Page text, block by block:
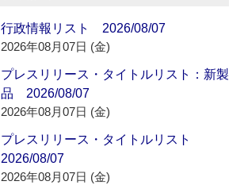
行政情報リスト 2026/08/07
2026年08月07日 (金)
プレスリリース・タイトルリスト：新製
品 2026/08/07
2026年08月07日 (金)
プレスリリース・タイトルリスト
2026/08/07
2026年08月07日 (金)